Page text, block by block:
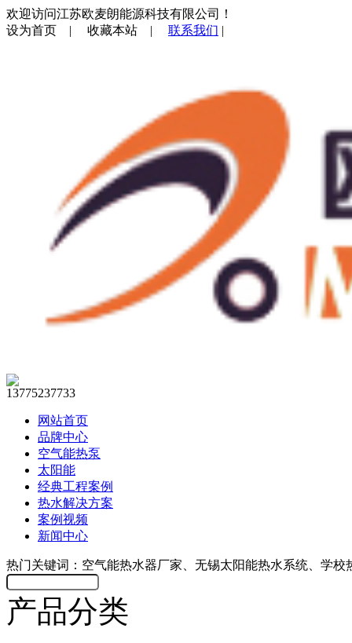
欢迎访问江苏欧麦朗能源科技有限公司！
设为首页 | 收藏本站 | 联系我们 |
13775237733
网站首页
品牌中心
空气能热泵
太阳能
经典工程案例
热水解决方案
案例视频
新闻中心
热门关键词：空气能热水器厂家、无锡太阳能热水系统、学校
产品分类